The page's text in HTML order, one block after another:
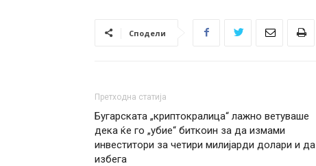
Сподели
Претходна статија
Бугарската „криптокралица“ лажно ветуваше
дека ќе го „убие“ биткоин за да измами
инвеститори за четири милијарди долари и да
избега